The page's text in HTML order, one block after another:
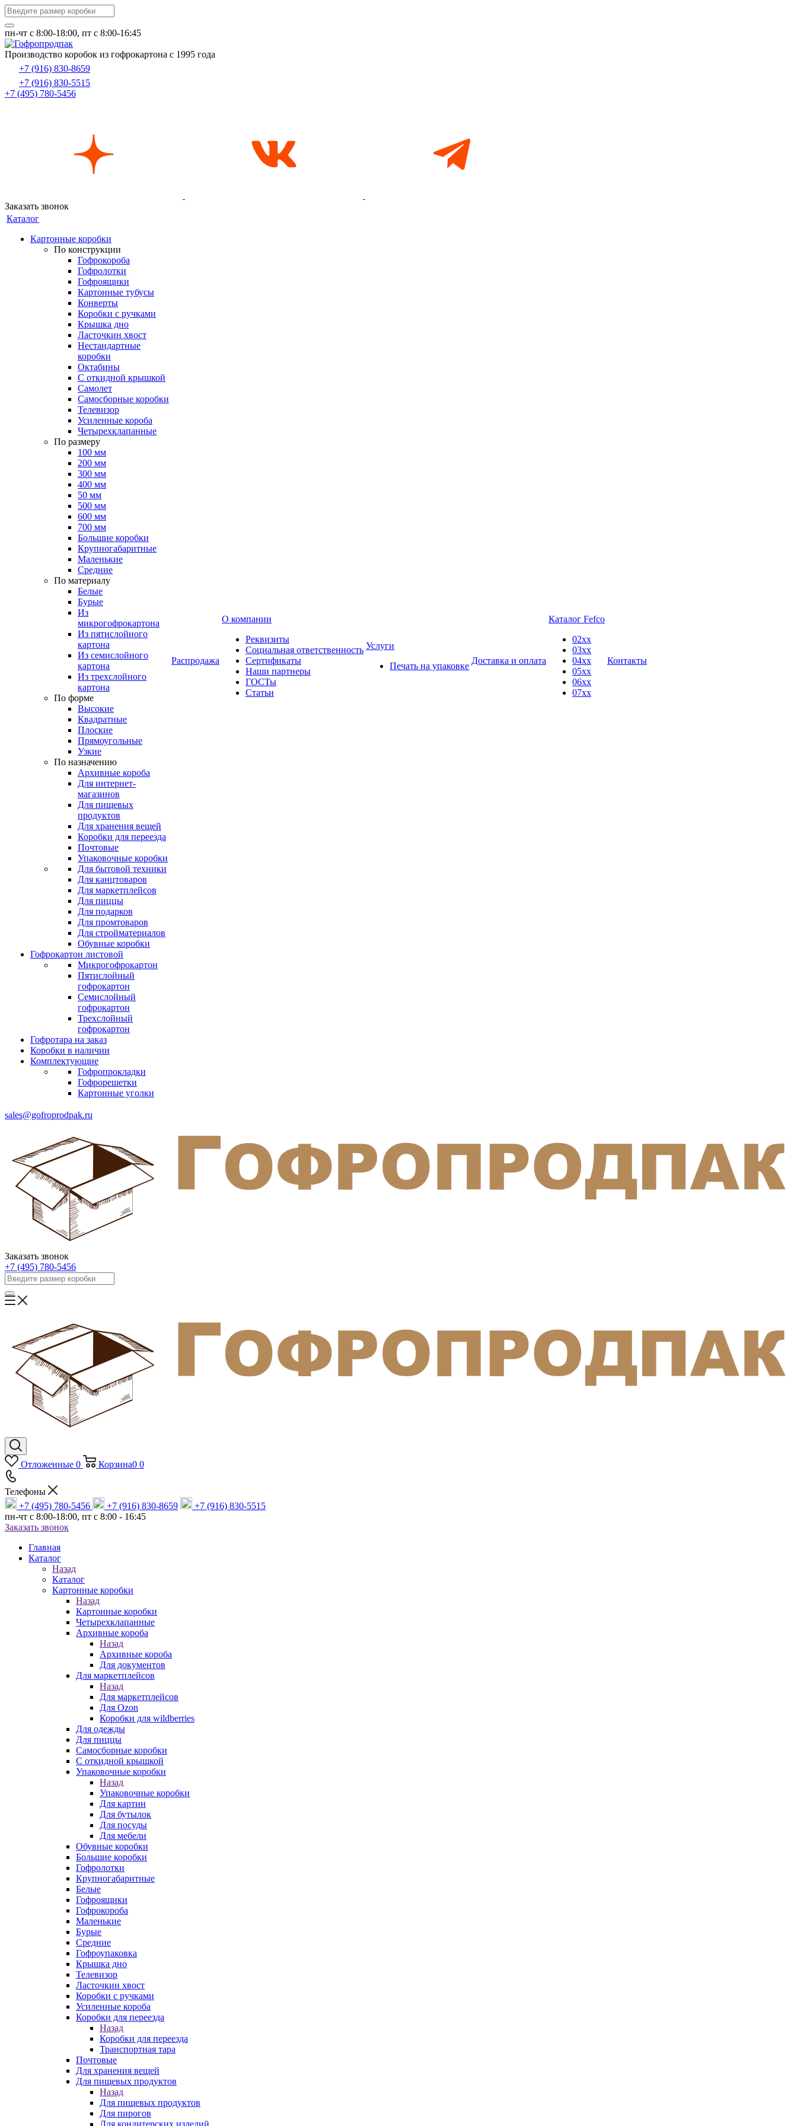
пн-чт c 8:00-18:00, пт с 8:00-16:45
Производство коробок из гофрокартона с 1995 года
+7 (916) 830-8659
+7 (916) 830-5515
+7 (495) 780-5456
Заказать звонок
Каталог
Картонные коробки
По конструкции
Гофрокороба
Гофролотки
Гофроящики
Картонные тубусы
Конверты
Коробки с ручками
Крышка дно
Ласточкин хвост
Нестандартные
коробки
Октабины
С откидной крышкой
Самолет
Самосборные коробки
Телевизор
Усиленные короба
Четырехклапанные
По размеру
100 мм
200 мм
300 мм
400 мм
50 мм
500 мм
600 мм
700 мм
Большие коробки
Крупногабаритные
Маленькие
Средние
По материалу
Белые
Бурые
Из
микрогофрокартона
Из пятислойного
картона
Из семислойного
картона
Из трехслойного
картона
По форме
Высокие
Квадратные
Плоские
Прямоугольные
Узкие
По назначению
Архивные короба
Для интернет-
магазинов
Для пищевых
продуктов
Для хранения вещей
Коробки для переезда
Почтовые
Упаковочные коробки
Для бытовой техники
Для канцтоваров
Для маркетплейсов
Для пиццы
Для подарков
Для промтоваров
Для стройматериалов
Обувные коробки
Гофрокартон листовой
Микрогофрокартон
Пятислойный
гофрокартон
Семислойный
гофрокартон
Трехслойный
гофрокартон
Гофротара на заказ
Коробки в наличии
Комплектующие
Гофропрокладки
Гофрорешетки
Картонные уголки
Распродажа
О компании
Реквизиты
Социальная ответственность
Сертификаты
Наши партнеры
ГОСТы
Статьи
Услуги
Печать на упаковке
Доставка и оплата
Каталог Fefco
02xx
03xx
04xx
05xx
06xx
07xx
Контакты
sales@gofroprodpak.ru
Заказать звонок
+7 (495) 780-5456
Отложенные 0 Корзина0 0
Телефоны
+7 (495) 780-5456
+7 (916) 830-8659
+7 (916) 830-5515
пн-чт c 8:00-18:00, пт с 8:00 - 16:45
Заказать звонок
Главная
Каталог
Назад
Каталог
Картонные коробки
Назад
Картонные коробки
Четырехклапанные
Архивные короба
Назад
Архивные короба
Для документов
Для маркетплейсов
Назад
Для маркетплейсов
Для Ozon
Коробки для wildberries
Для одежды
Для пиццы
Самосборные коробки
С откидной крышкой
Упаковочные коробки
Назад
Упаковочные коробки
Для картин
Для бутылок
Для посуды
Для мебели
Обувные коробки
Большие коробки
Гофролотки
Крупногабаритные
Белые
Гофроящики
Гофрокороба
Маленькие
Бурые
Средние
Гофроупаковка
Крышка дно
Телевизор
Ласточкин хвост
Коробки с ручками
Усиленные короба
Коробки для переезда
Назад
Коробки для переезда
Транспортная тара
Почтовые
Для хранения вещей
Для пищевых продуктов
Назад
Для пищевых продуктов
Для пирогов